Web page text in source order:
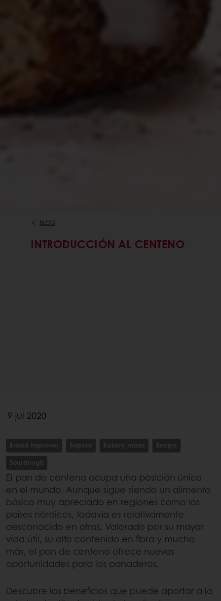
BLOG
INTRODUCCIÓN AL CENTENO
9 jul 2020
Bread improver Sapore Bakery mixes
Recipe
Sourdough
El pan de centeno ocupa una posición única
en el mundo. Aunque sigue siendo un alimento
básico muy apreciado en regiones como los
países nórdicos, todavía es relativamente
desconocido en otras. Valorado por su mayor
vida útil, su alto contenido en fibra y mucho
más, el pan de centeno ofrece nuevas
oportunidades para los panaderos.
Descubre los beneficios que puede aportar a la